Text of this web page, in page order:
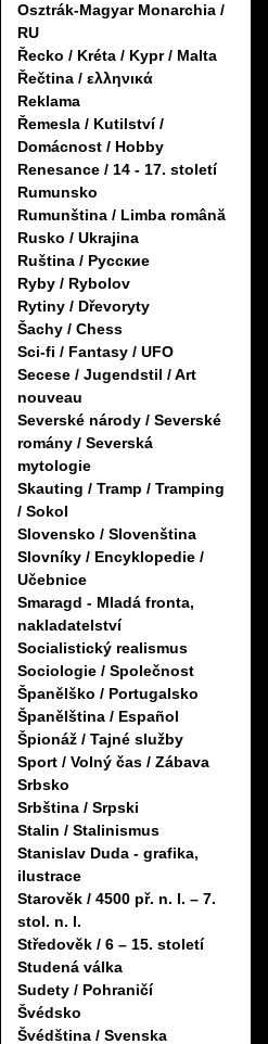
Osztrák-Magyar Monarchia /
RU
Řecko / Kréta / Kypr / Malta
Řečtina / ελληνικά
Reklama
Řemesla / Kutilství /
Domácnost / Hobby
Renesance / 14 - 17. století
Rumunsko
Rumunština / Limba română
Rusko / Ukrajina
Ruština / Русские
Ryby / Rybolov
Rytiny / Dřevoryty
Šachy / Chess
Sci-fi / Fantasy / UFO
Secese / Jugendstil / Art
nouveau
Severské národy / Severské
romány / Severská
mytologie
Skauting / Tramp / Tramping
/ Sokol
Slovensko / Slovenština
Slovníky / Encyklopedie /
Učebnice
Smaragd - Mladá fronta,
nakladatelství
Socialistický realismus
Sociologie / Společnost
Španělško / Portugalsko
Španělština / Español
Špionáž / Tajné služby
Sport / Volný čas / Zábava
Srbsko
Srbština / Srpski
Stalin / Stalinismus
Stanislav Duda - grafika,
ilustrace
Starověk / 4500 př. n. l. – 7.
stol. n. l.
Středověk / 6 – 15. století
Studená válka
Sudety / Pohraničí
Švédsko
Švédština / Svenska